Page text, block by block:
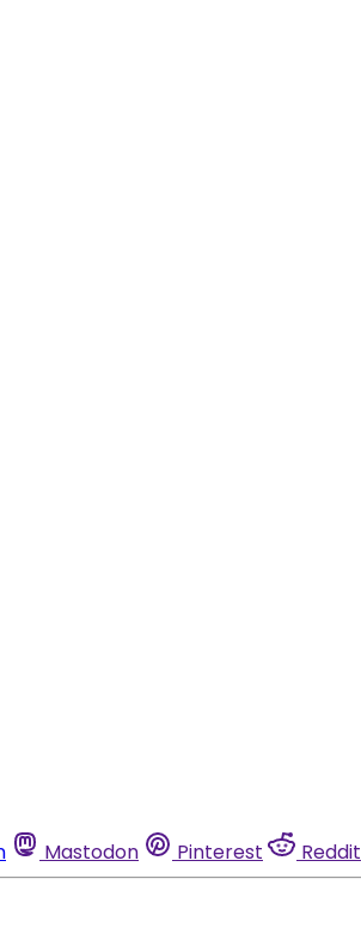
Mastodon Pinterest Reddit